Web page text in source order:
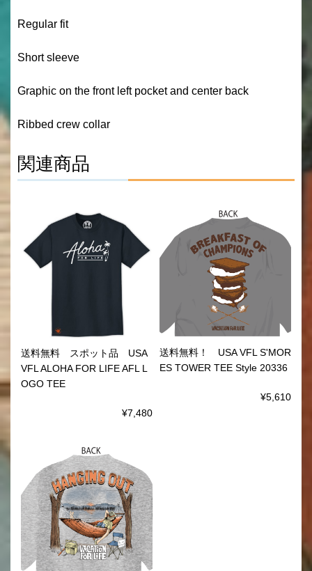
Regular fit
Short sleeve
Graphic on the front left pocket and center back
Ribbed crew collar
関連商品
送料無料 スポット品 USA
VFL ALOHA FOR LIFE AFL L
OGO TEE
¥7,480
送料無料！ USA VFL S'MOR
ES TOWER TEE Style 20336
¥5,610